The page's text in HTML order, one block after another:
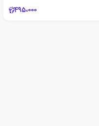
495،000